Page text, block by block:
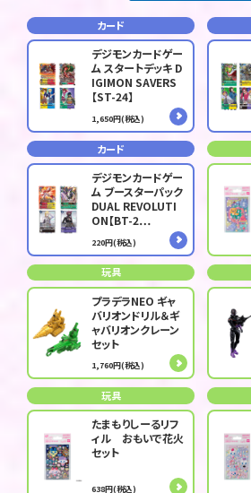
カード
デジモンカードゲー
ム スタートデッキ D
IGIMON SAVERS
【ST-24】
1,650円(税込)
カード
デジモンカードゲー
ム ブースターパック
DUAL REVOLUTI
ON【BT-2…
220円(税込)
玩具
プラデラNEO ギャ
バリオンドリル＆ギ
ャバリオンクレーン
セット
1,760円(税込)
玩具
たまもりしーるリフ
ィル おもいで花火
セット
638円(税込)